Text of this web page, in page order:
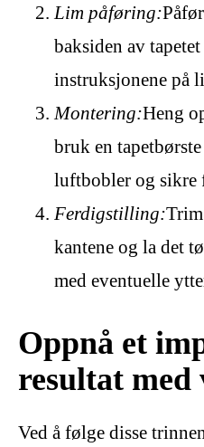
Lim påføring:
baksiden av
instruksjonene på
Montering:Heng
bruk en
luftbobler og sikre
Ferdigstilling:
kantene og la det
med eventuelle
Oppnå et
resultat med
Ved å følge disse